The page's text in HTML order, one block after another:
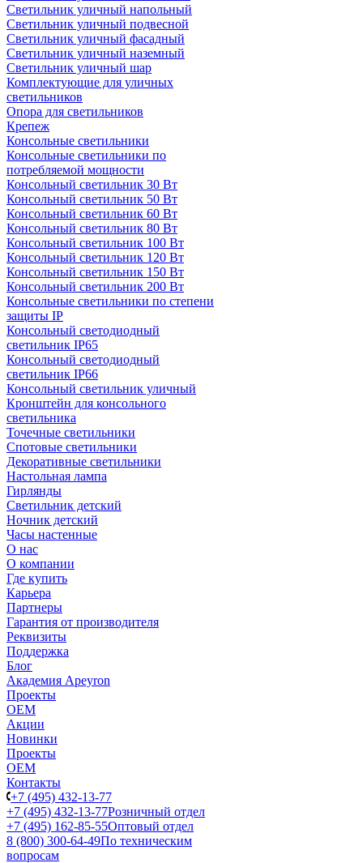
Светильник уличный напольный
Светильник уличный подвесной
Светильник уличный фасадный
Светильник уличный наземный
Cветильник уличный шар
Комплектующие для уличных
светильников
Опора для светильников
Крепеж
Консольные светильники
Консольные светильники по
потребляемой мощности
Консольный светильник 30 Вт
Консольный светильник 50 Вт
Консольный светильник 60 Вт
Консольный светильник 80 Вт
Консольный светильник 100 Вт
Консольный светильник 120 Вт
Консольный светильник 150 Вт
Консольный светильник 200 Вт
Консольные светильники по степени
защиты IP
Консольный светодиодный
светильник IP65
Консольный светодиодный
светильник IP66
Консольный светильник уличный
Кронштейн для консольного
светильника
Точечные светильники
Спотовые светильники
Декоративные светильники
Настольная лампа
Гирлянды
Светильник детский
Ночник детский
Часы настенные
О нас
О компании
Где купить
Карьера
Партнеры
Гарантия от производителя
Реквизиты
Поддержка
Блог
Академия Apeyron
Проекты
ОЕМ
Акции
Новинки
Проекты
ОЕМ
Контакты
+7 (495) 432-13-77
+7 (495) 432-13-77Розничный отдел
+7 (495) 162-85-55Оптовый отдел
8 (800) 300-64-49По техническим
вопросам